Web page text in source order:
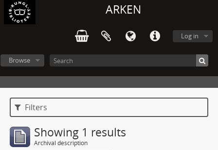
ARKEN
Log in
Browse
Filters
Showing 1 results
Archival description